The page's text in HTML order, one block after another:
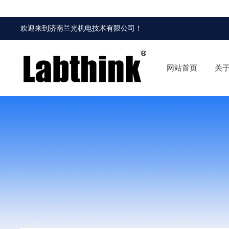
欢迎来到济南兰光机电技术有限公司 ！
网站首页 关